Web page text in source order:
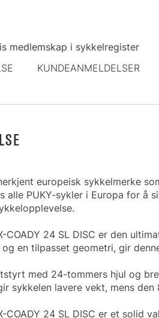
medlemskap i sykkelregister
KUNDEANMELDELSER
europeisk sykkelmerke
alle PUKY-sykler i Europa for å
COADY 24 SL DISC er den
og en tilpasset geometri, gir
med 24-tommers hjul og
sykkelen lavere vekt, mens
COADY 24 SL DISC er et solid